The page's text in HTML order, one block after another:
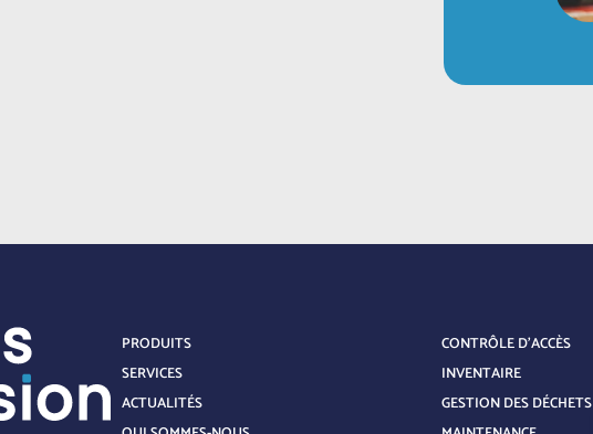
PRODUITS
SERVICES
ACTUALITÉS
CONTRÔLE D’ACCÈS
INVENTAIRE
GESTION DES DÉCHETS